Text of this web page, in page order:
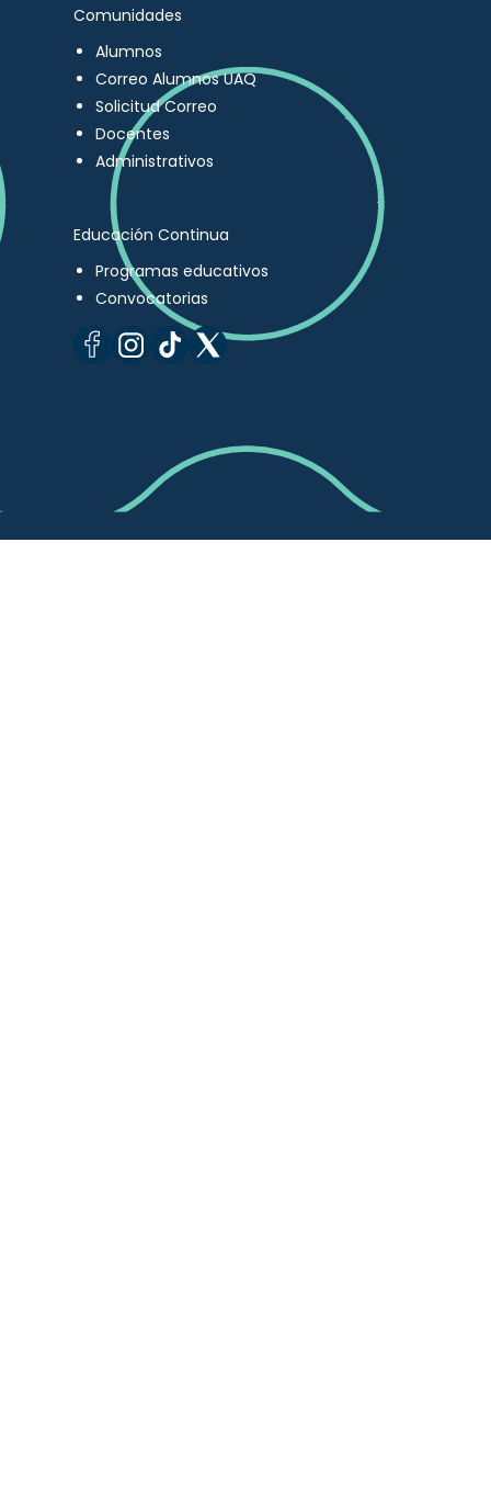
Comunidades
Alumnos
Correo Alumnos UAQ
Solicitud Correo
Docentes
Administrativos
Educación Continua
Programas educativos
Convocatorias